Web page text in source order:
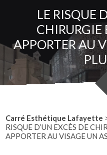
Chirurgie des seins
Chirurgie esthétique
Médecine esthétique
Consultations
Simulation 3D
LE RISQUE
CHIRURGIE
APPORTER AU
Carré Esthétique Lafayette
RISQUE D’UN EXCÈS DE
APPORTER AU VISAGE UN